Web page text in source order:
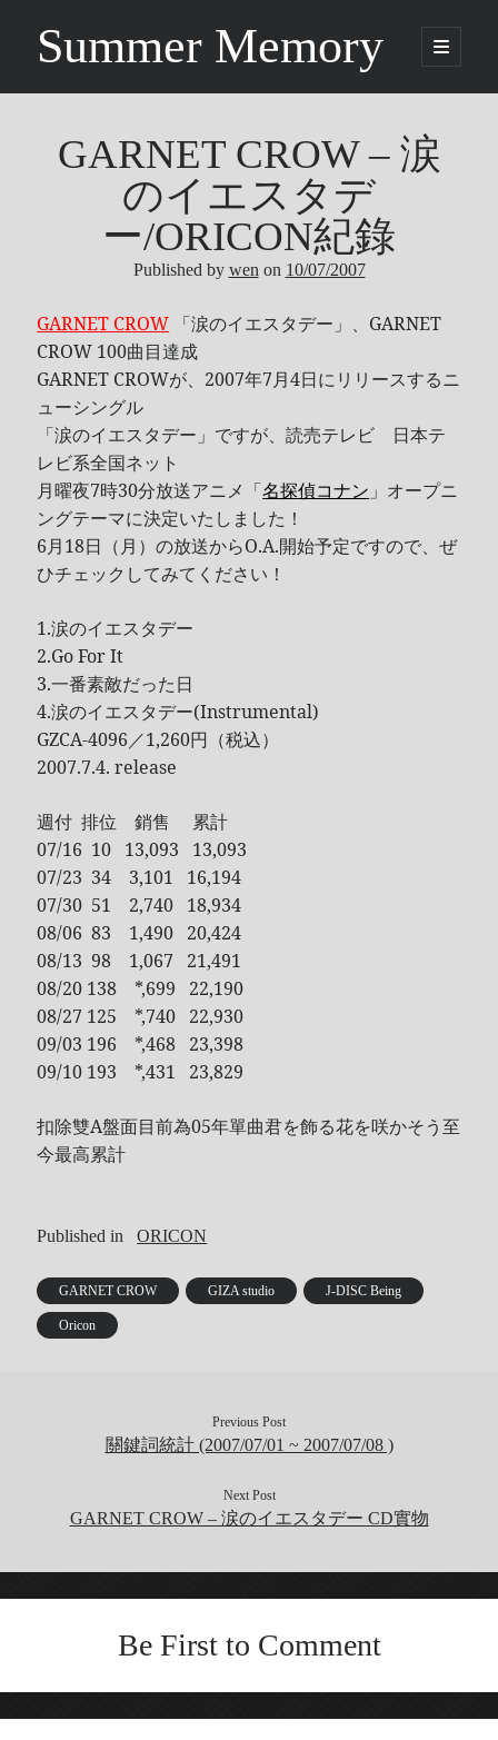
Summer Memory
open
primary
Sidebar
Search
Categories
Music
NEWS
ORICON
Other
Photo
Tool
Uncategorized
ZARD
Recent Posts
DOCKER 內程式防火牆
SARD UNDERGROUND – 愛は暗闇の中で
『離れていても』 / AKB48 message song
SONY PS5表示: 我們是賣路由器的。
Live Your Dream – 今、はじめよう | 17LIVE (イチナナ)
乃木坂46 『世界中の隣人よ』
AKB48 Team TP｜2020 愚人節特別企劃(官方youtube)
Recent Comments
WenonHINET 神路由
伊onBEING 系藝人占卜
Shinodaon第53回 輝く！日本レコード大賞 AKB48 受賞
tabahiko
on
ORICON オリコン芸能ニュース APK 無廣告
HinaonTextcube的Nginx Rewrite
GC Fanson
ORICON RANK
Archives
GARNET CROW – 涙
のイエスタデ
ー/ORICON紀錄
Published by wen on 10/07/2007
GARNET CROW 「涙のイエスタデー」、GARNET
CROW 100曲目達成
GARNET CROWが、2007年7月4日にリリースするニ
ューシングル
「涙のイエスタデー」ですが、読売テレビ 日本テ
レビ系全国ネット
月曜夜7時30分放送アニメ「名探偵コナン 」オープニ
ングテーマに決定いたしました！
6月18日（月）の放送からO.A.開始予定ですので、ぜ
ひチェックしてみてください！
1.涙のイエスタデー
2.Go For It
3.一番素敵だった日
4.涙のイエスタデー(Instrumental)
GZCA-4096／1,260円（税込）
2007.7.4. release
週付 排位 銷售 累計
07/16 10 13,093 13,093
07/23 34 3,101 16,194
07/30 51 2,740 18,934
08/06 83 1,490 20,424
08/13 98 1,067 21,491
08/20 138 *,699 22,190
08/27 125 *,740 22,930
09/03 196 *,468 23,398
09/10 193 *,431 23,829
扣除雙A盤面目前為05年單曲君を飾る花を咲かそう至
今最高累計
Published in ORICON
GARNET CROW GIZA studio J-DISC Being
Oricon
Previous Post
關鍵詞統計 (2007/07/01 ~ 2007/07/08 )
Next Post
GARNET CROW – 涙のイエスタデー CD實物
Be First to Comment